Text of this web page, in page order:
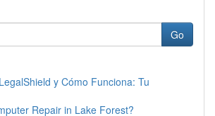
Go
y Cómo Funciona: Tu
Repair in Lake Forest?